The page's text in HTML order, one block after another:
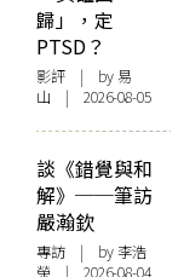
歸」，定
PTSD？
影評 | by 易
山 | 2026-08-05
談《錯覺與和
解》──筆訪
嚴瀚欽
專訪 | by 李浩